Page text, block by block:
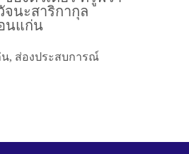
จนะสาริกากุล
นแก่น
, ส่องประสบการณ์